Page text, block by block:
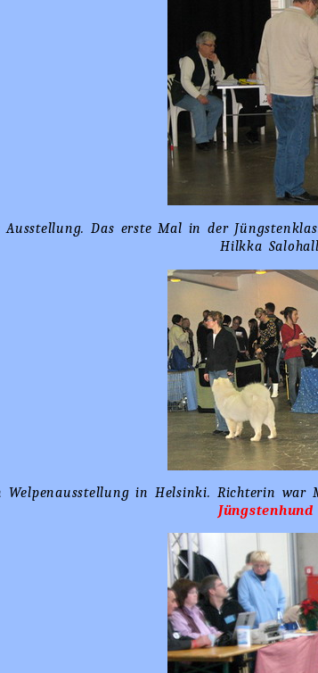
Das erste Mal in der
Hilkka
Welpenausstellung in Helsinki. Richterin
Jüngstenhund